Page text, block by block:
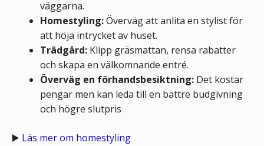
väggarna.
Homestyling:Överväg att anlita en stylist för
att höja intrycket av huset.
Trädgård: Klipp gräsmattan, rensa rabatter
och skapa en välkomnande entré.
Överväg en förhandsbesiktning: Det kostar
pengar men kan leda till en bättre budgivning
och högre slutpris
▶️ Läs mer om homestyling